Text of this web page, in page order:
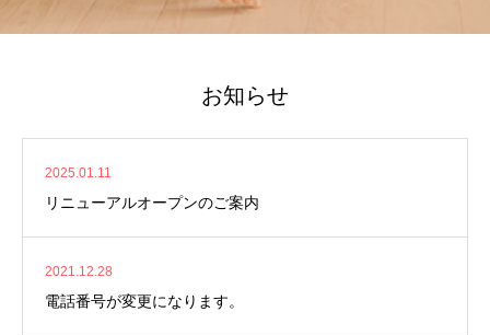
お知らせ
2025.01.11
リニューアルオープンのご案内
2021.12.28
電話番号が変更になります。